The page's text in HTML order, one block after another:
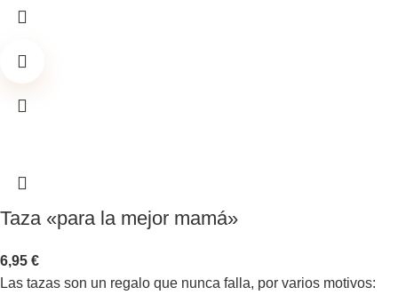
Taza «para la mejor mamá»
6,95 €
Las tazas son un regalo que nunca falla, por varios motivos: